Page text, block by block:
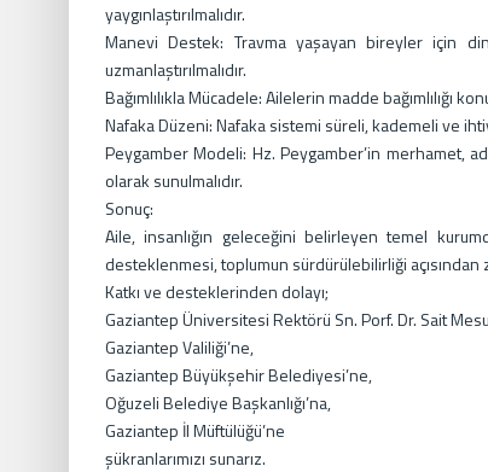
yaygınlaştırılmalıdır.
Manevi Destek: Travma yaşayan bireyler için
uzmanlaştırılmalıdır.
Bağımlılıkla Mücadele: Ailelerin madde bağımlılığı
Nafaka Düzeni: Nafaka sistemi süreli, kademeli ve
Peygamber Modeli: Hz. Peygamber’in merhamet,
olarak sunulmalıdır.
Sonuç:
Aile, insanlığın geleceğini belirleyen temel
desteklenmesi, toplumun sürdürülebilirliği açısından
Katkı ve desteklerinden dolayı;
Gaziantep Üniversitesi Rektörü Sn. Porf. Dr. Sait
Gaziantep Valiliği’ne,
Gaziantep Büyükşehir Belediyesi’ne,
Oğuzeli Belediye Başkanlığı’na,
Gaziantep İl Müftülüğü’ne
şükranlarımızı sunarız.